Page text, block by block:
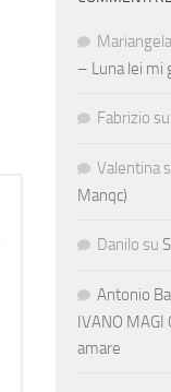
Mariangela
– Luna lei mi
Fabrizio su
Valentina
Manqc)
Danilo su
Antonio
IVANO MAGI
amare